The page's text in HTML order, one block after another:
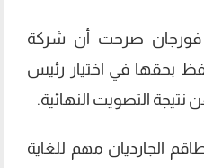
صرحت أن شركة
في اختيار رئيس
نتيجة التصويت النهائية.
الجارديان مهم للغاية